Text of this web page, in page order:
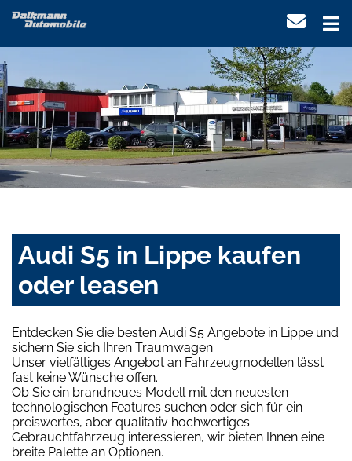
Audi S5 in Lippe kaufen
oder leasen
Entdecken Sie die besten Audi S5 Angebote in Lippe und
sichern Sie sich Ihren Traumwagen.
Unser vielfältiges Angebot an Fahrzeugmodellen lässt
fast keine Wünsche offen.
Ob Sie ein brandneues Modell mit den neuesten
technologischen Features suchen oder sich für ein
preiswertes, aber qualitativ hochwertiges
Gebrauchtfahrzeug interessieren, wir bieten Ihnen eine
breite Palette an Optionen.